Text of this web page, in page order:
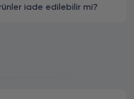
iade edilebilir mi?